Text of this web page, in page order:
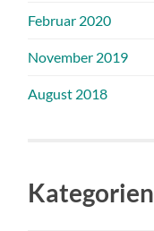
Februar 2020
November 2019
August 2018
Kategorien